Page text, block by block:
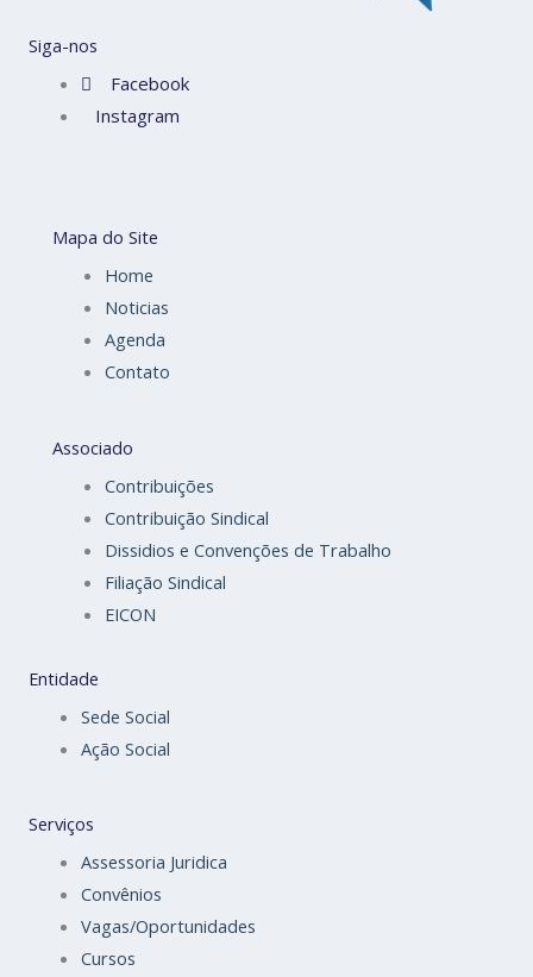
Siga-nos
Facebook
Instagram
Mapa do Site
Home
Noticias
Agenda
Contato
Associado
Contribuições
Contribuição Sindical
Dissidios e Convenções de Trabalho
Filiação Sindical
EICON
Entidade
Sede Social
Ação Social
Serviços
Assessoria Juridica
Convênios
Vagas/Oportunidades
Cursos